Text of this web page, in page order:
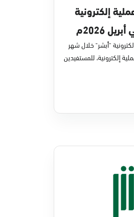
عملية إلكترونية
2026م
"أبشر" خلال شهر
الماضي 16,536,826 عملية إلكترونية، للمستفيدين